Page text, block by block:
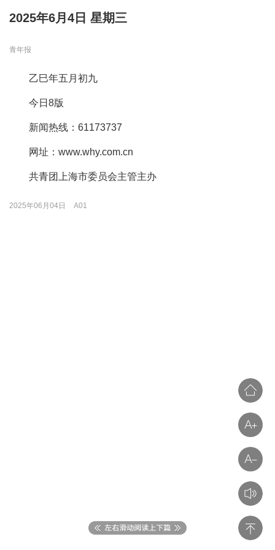
2025年6月4日 星期三
青年报
乙巳年五月初九
今日8版
新闻热线：61173737
网址：www.why.com.cn
共青团上海市委员会主管主办
2025年06月04日 A01